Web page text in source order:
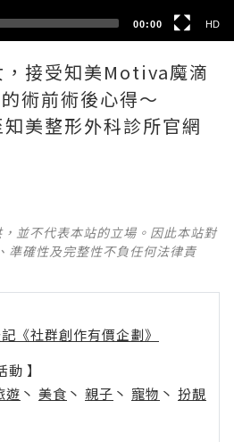
00:00 HD
接受知美Motiva魔滴
術前術後心得～
美整形外科診所官網
並不代表本站的立場。因此本站對
準確性及完整性不負任何法律責
《社群創作有價企劃》
】
遊 丶 美食 丶 親子 丶 寵物 丶 扮靚